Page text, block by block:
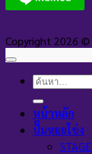
Copyright 2026 ©
ค้นหา:
หน้าหลัก
ปั๊มหอยโข่ง
STAGE